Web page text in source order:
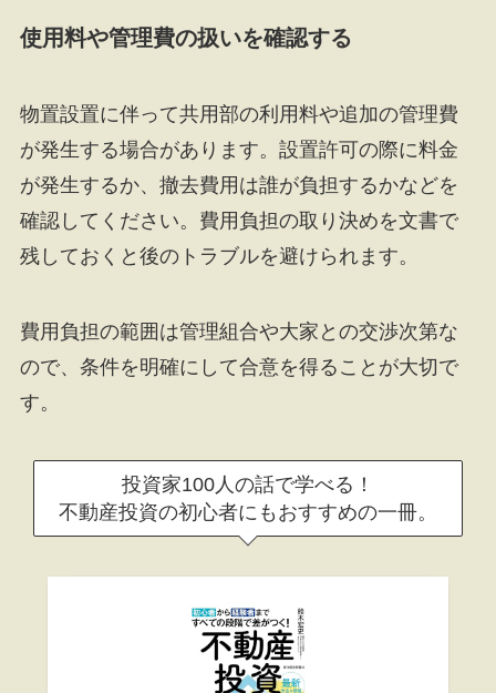
使用料や管理費の扱いを確認する
物置設置に伴って共用部の利用料や追加の管理費
が発生する場合があります。設置許可の際に料金
が発生するか、撤去費用は誰が負担するかなどを
確認してください。費用負担の取り決めを文書で
残しておくと後のトラブルを避けられます。
費用負担の範囲は管理組合や大家との交渉次第な
ので、条件を明確にして合意を得ることが大切で
す。
投資家100人の話で学べる！
不動産投資の初心者にもおすすめの一冊。